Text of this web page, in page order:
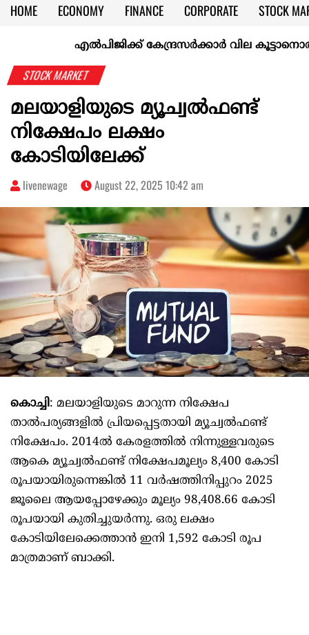
HOME ECONOMY FINANCE CORPORATE
STOCK
KERALA @70
എല്‍പിജിക്ക് കേന്ദ്രസർക്കാർ വില
STOCK MARKET
മലയാളിയുടെ മ്യൂച്വൽഫണ്ട്
നിക്ഷേപം ലക്ഷം
കോടിയിലേക്ക്
livenewage August 22, 2025 10:42 am
കൊച്ചി: മലയാളിയുടെ മാറുന്ന നിക്ഷേപ
താൽപര്യങ്ങളിൽ പ്രിയപ്പെട്ടതായി മ്യൂച്വൽഫണ്ട്
നിക്ഷേപം. 2014ൽ കേരളത്തിൽ നിന്നുള്ളവരുടെ
ആകെ മ്യൂച്വൽഫണ്ട് നിക്ഷേപമൂല്യം 8,400 കോടി
രൂപയായിരുന്നെങ്കിൽ 11 വർഷത്തിനിപ്പുറം 2025
ജൂലൈ ആയപ്പോഴേക്കും മൂല്യം 98,408.66 കോടി
രൂപയായി കുതിച്ചുയർന്നു. ഒരു ലക്ഷം
കോടിയിലേക്കെത്താൻ ഇനി 1,592 കോടി രൂപ
മാത്രമാണ് ബാക്കി.